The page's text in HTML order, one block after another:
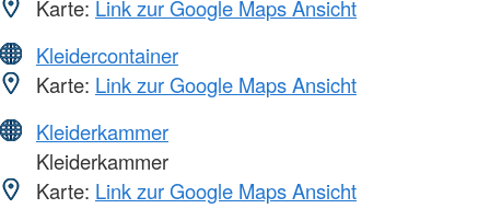
Karte: Link zur Google Maps Ansicht
Kleidercontainer
Karte: Link zur Google Maps Ansicht
Kleiderkammer
Kleiderkammer
Karte: Link zur Google Maps Ansicht